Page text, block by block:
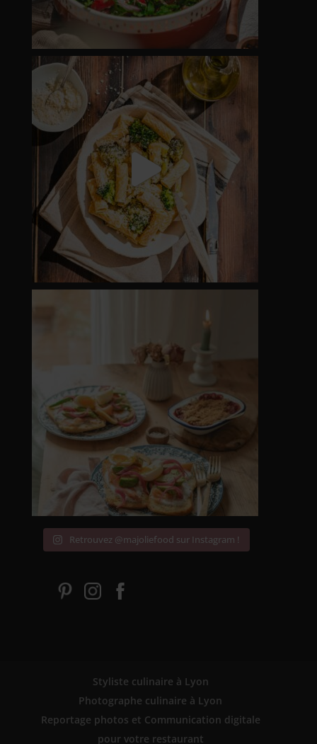
Retrouvez @majoliefood sur Instagram !
Styliste culinaire à Lyon
Photographe culinaire à Lyon
Reportage photos et Communication digitale
pour votre restaurant